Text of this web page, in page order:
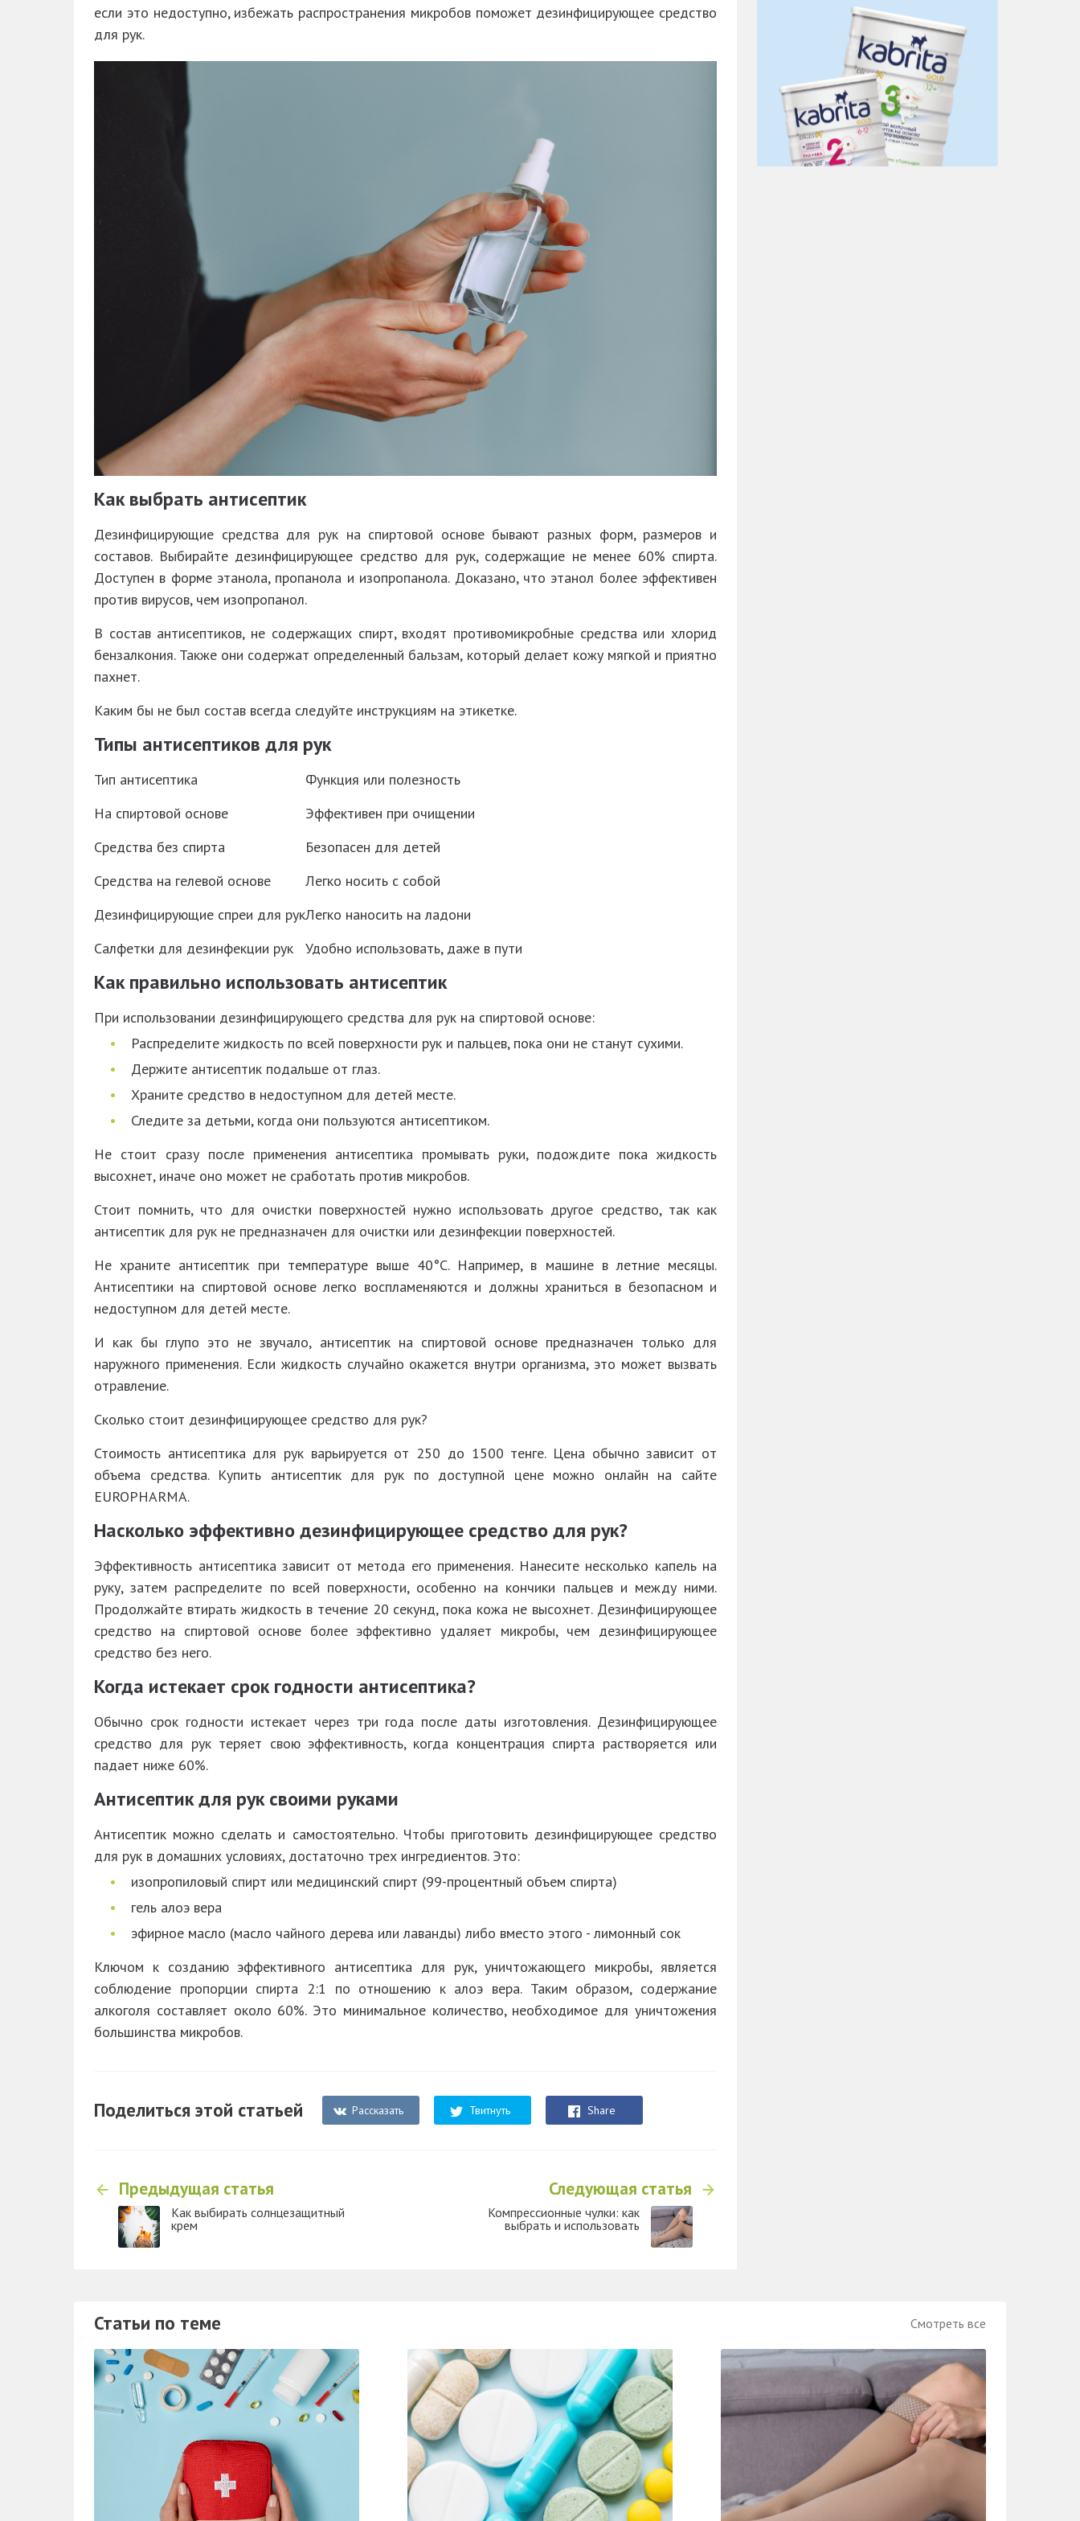
если это недоступно, избежать распространения микробов поможет дезинфицирующее средство
для рук.
Как выбрать антисептик
Дезинфицирующие средства для рук на спиртовой основе бывают разных форм, размеров и
составов. Выбирайте дезинфицирующее средство для рук, содержащие не менее 60% спирта.
Доступен в форме этанола, пропанола и изопропанола. Доказано, что этанол более эффективен
против вирусов, чем изопропанол.
В состав антисептиков, не содержащих спирт, входят противомикробные средства или хлорид
бензалкония. Также они содержат определенный бальзам, который делает кожу мягкой и приятно
пахнет.
Каким бы не был состав всегда следуйте инструкциям на этикетке.
Типы антисептиков для рук
Тип антисептика
Функция или полезность
На спиртовой основе
Эффективен при очищении
Средства без спирта
Безопасен для детей
Средства на гелевой основе
Легко носить с собой
Дезинфицирующие спреи для рукЛегко наносить на ладони
Салфетки для дезинфекции рук
Удобно использовать, даже в пути
Как правильно использовать антисептик
При использовании дезинфицирующего средства для рук на спиртовой основе:
Распределите жидкость по всей поверхности рук и пальцев, пока они не станут сухими.
Держите антисептик подальше от глаз.
Храните средство в недоступном для детей месте.
Следите за детьми, когда они пользуются антисептиком.
Не стоит сразу после применения антисептика промывать руки, подождите пока жидкость
высохнет, иначе оно может не сработать против микробов.
Стоит помнить, что для очистки поверхностей нужно использовать другое средство, так как
антисептик для рук не предназначен для очистки или дезинфекции поверхностей.
Не храните антисептик при температуре выше 40°С. Например, в машине в летние месяцы.
Антисептики на спиртовой основе легко воспламеняются и должны храниться в безопасном и
недоступном для детей месте.
И как бы глупо это не звучало, антисептик на спиртовой основе предназначен только для
наружного применения. Если жидкость случайно окажется внутри организма, это может вызвать
отравление.
Сколько стоит дезинфицирующее средство для рук?
Стоимость антисептика для рук варьируется от 250 до 1500 тенге. Цена обычно зависит от
объема средства. Купить антисептик для рук по доступной цене можно онлайн на сайте
EUROPHARMA.
Насколько эффективно дезинфицирующее средство для рук?
Эффективность антисептика зависит от метода его применения. Нанесите несколько капель на
руку, затем распределите по всей поверхности, особенно на кончики пальцев и между ними.
Продолжайте втирать жидкость в течение 20 секунд, пока кожа не высохнет. Дезинфицирующее
средство на спиртовой основе более эффективно удаляет микробы, чем дезинфицирующее
средство без него.
Когда истекает срок годности антисептика?
Обычно срок годности истекает через три года после даты изготовления. Дезинфицирующее
средство для рук теряет свою эффективность, когда концентрация спирта растворяется или
падает ниже 60%.
Антисептик для рук своими руками
Антисептик можно сделать и самостоятельно. Чтобы приготовить дезинфицирующее средство
для рук в домашних условиях, достаточно трех ингредиентов. Это:
изопропиловый спирт или медицинский спирт (99-процентный объем спирта)
гель алоэ вера
эфирное масло (масло чайного дерева или лаванды) либо вместо этого - лимонный сок
Ключом к созданию эффективного антисептика для рук, уничтожающего микробы, является
соблюдение пропорции спирта 2:1 по отношению к алоэ вера. Таким образом, содержание
алкоголя составляет около 60%. Это минимальное количество, необходимое для уничтожения
большинства микробов.
Поделиться этой статьей Рассказать Твитнуть Share
Предыдущая статья
​Как выбирать солнцезащитный
крем
Следующая статья
​Компрессионные чулки: как
выбрать и использовать
Статьи по теме Смотреть все